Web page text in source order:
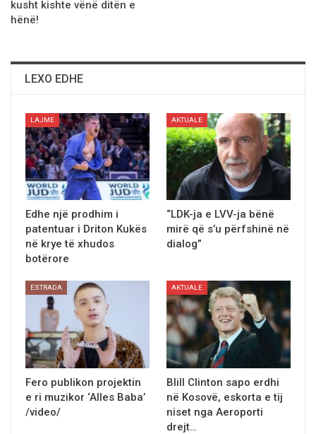
kusht kishte vёnё ditёn e
hёnё!
LEXO EDHE
LAJME
Edhe një prodhim i
patentuar i Driton Kukës
në krye të xhudos
botërore
AKTUALE
“LDK-ja e LVV-ja bënë
mirë që s’u përfshinë në
dialog”
ESTRADA
Fero publikon projektin
e ri muzikor ‘Alles Baba’
/video/
AKTUALE
Blill Clinton sapo erdhi
në Kosovë, eskorta e tij
niset nga Aeroporti
drejt…